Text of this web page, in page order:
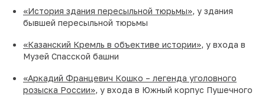
«История здания пересыльной тюрьмы», у здания
бывшей пересыльной тюрьмы
«Казанский Кремль в объективе истории», у входа в
Музей Спасской башни
«Аркадий Францевич Кошко – легенда уголовного
розыска России», у входа в Южный корпус Пушечного